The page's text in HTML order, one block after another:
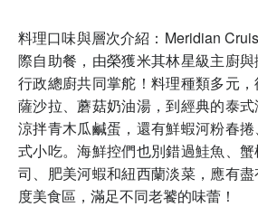
料理口味與層次介紹：Meridian
際自助餐，由榮獲米其林星級主廚
行政總廚共同掌舵！料理種類多元
薩沙拉、蘑菇奶油湯，到經典的泰式
涼拌青木瓜鹹蛋，還有鮮蝦河粉春
式小吃。海鮮控們也別錯過鮭魚、
司、肥美河蝦和紐西蘭淡菜，應有
度美食區，滿足不同老饕的味蕾！